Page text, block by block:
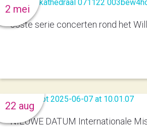
53ste serie concerten rond het
2 mei
NIEUWE DATUM Internationale
22 aug